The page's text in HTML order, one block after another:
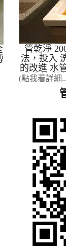
管乾淨
法，投入
的改進 水
洗水管 的
家用水的
體。 管
放廠商加
水管 案例
本公司全
經銷商最
為各地的
廠機台做
收加盟業
加盟業者
管清洗機
廠機台與
淨。 營
關學校、
路之管垢
二、開放
(點我看詳細